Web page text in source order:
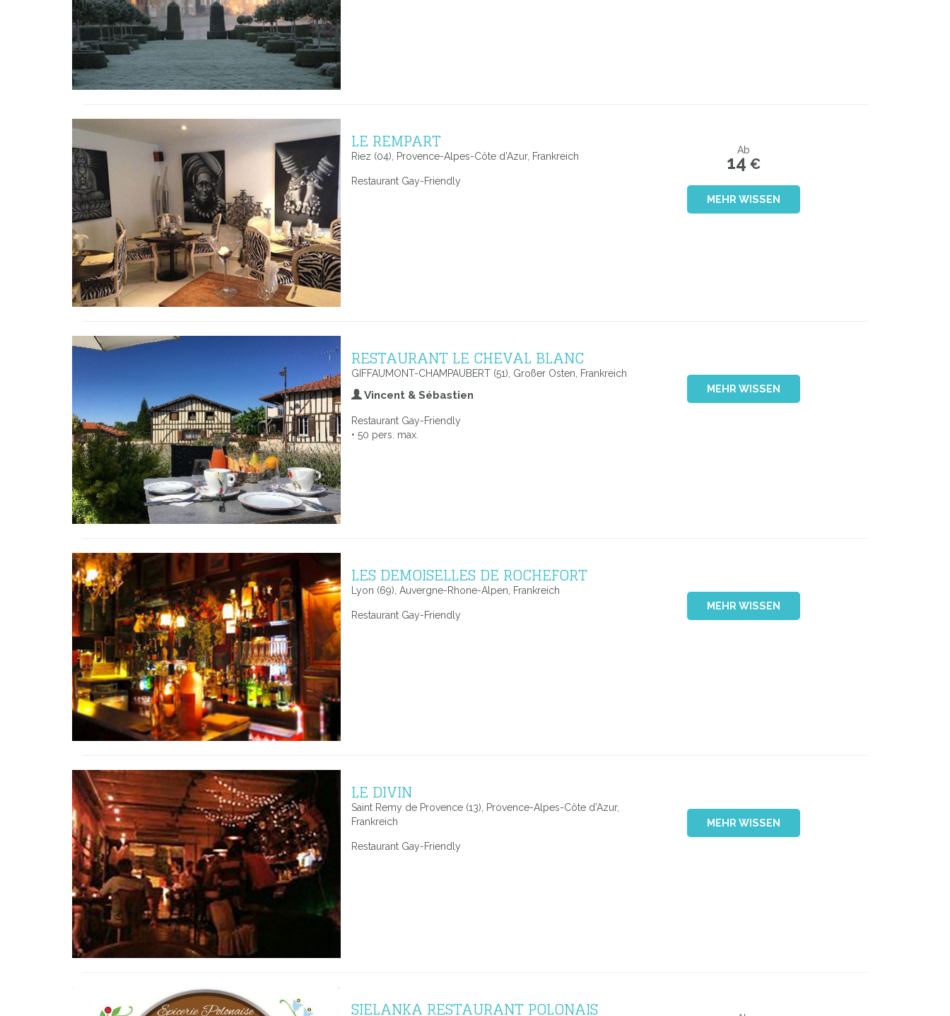
LE REMPART
Riez (04), Provence-Alpes-Côte d’Azur, Frankreich
Restaurant Gay-Friendly
Ab
14 €
MEHR WISSEN
RESTAURANT LE CHEVAL BLANC
GIFFAUMONT-CHAMPAUBERT (51), Großer Osten, Frankreich
Vincent & Sébastien
Restaurant Gay-Friendly
• 50 pers. max.
MEHR WISSEN
LES DEMOISELLES DE ROCHEFORT
Lyon (69), Auvergne-Rhone-Alpen, Frankreich
Restaurant Gay-Friendly
MEHR WISSEN
LE DIVIN
Saint Remy de Provence (13), Provence-Alpes-Côte d’Azur,
Frankreich
Restaurant Gay-Friendly
MEHR WISSEN
SIELANKA RESTAURANT POLONAIS